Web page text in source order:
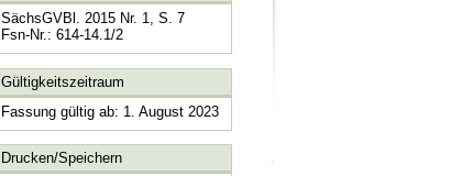
SächsGVBl. 2015 Nr. 1, S. 7
Fsn-Nr.: 614-14.1/2
Gültigkeitszeitraum
Fassung gültig ab: 1. August 2023
Drucken/Speichern